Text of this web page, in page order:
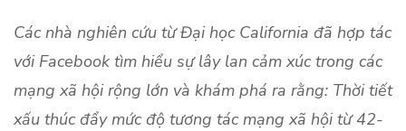
Các nhà nghiên cứu từ Đại học California đã hợp tác
với Facebook tìm hiểu sự lây lan cảm xúc trong các
mạng xã hội rộng lớn và khám phá ra rằng: Thời tiết
xấu thúc đẩy mức độ tương tác mạng xã hội từ 42-